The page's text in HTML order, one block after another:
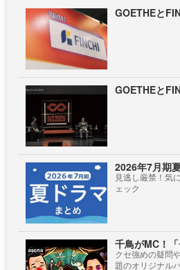
GOETHEと
GOETHEと
2026年7月期
見逃し厳禁！気
ェック
千鳥がMC！「
クセ強めの疑問
題のオリジナル